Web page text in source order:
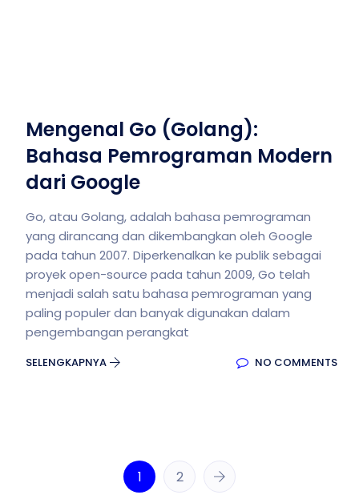
Mengenal Go (Golang):
Bahasa Pemrograman Modern
dari Google
Go, atau Golang, adalah bahasa pemrograman
yang dirancang dan dikembangkan oleh Google
pada tahun 2007. Diperkenalkan ke publik sebagai
proyek open-source pada tahun 2009, Go telah
menjadi salah satu bahasa pemrograman yang
paling populer dan banyak digunakan dalam
pengembangan perangkat
SELENGKAPNYA NO COMMENTS
1 2